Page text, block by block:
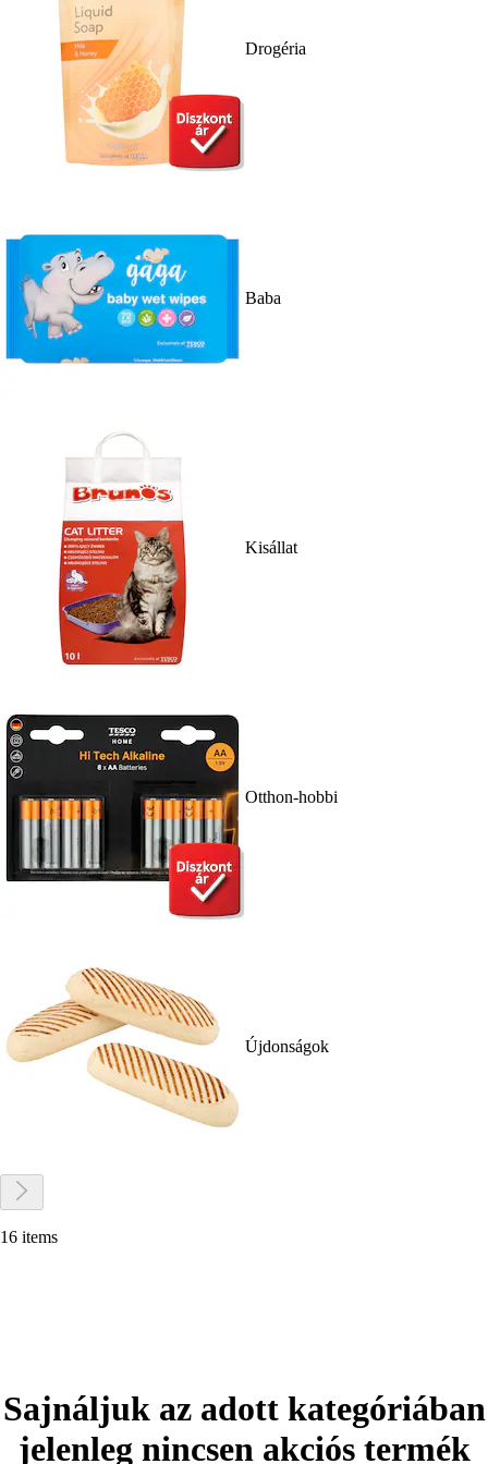
Drogéria
Baba
Kisállat
Otthon-hobbi
Újdonságok
16 items
Sajnáljuk az adott kategóriában
jelenleg nincsen akciós termék